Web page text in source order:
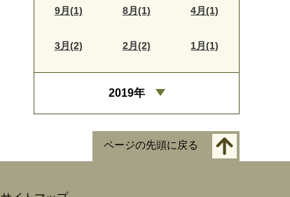
9月(1) 8月(1) 4月(1)
3月(2) 2月(2) 1月(1)
2019年
ページの先頭に戻る